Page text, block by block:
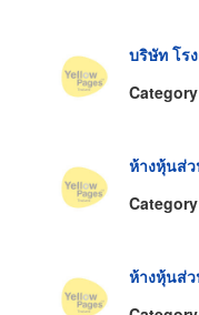
บริษัท โร
ห้างหุ้นส่
ห้างหุ้นส่